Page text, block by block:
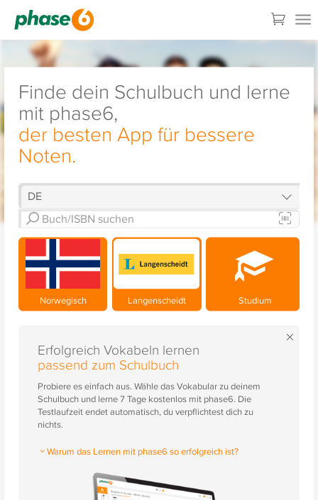
Finde dein Schulbuch und lerne
mit phase6,
der besten App für bessere
Noten.
Norwegisch Langenscheidt Studium
×
Erfolgreich Vokabeln lernen
passend zum Schulbuch
Probiere es einfach aus. Wähle das Vokabular zu deinem
Schulbuch und lerne 7 Tage kostenlos mit phase6. Die
Testlaufzeit endet automatisch, du verpflichtest dich zu
nichts.
Warum das Lernen mit phase6 so erfolgreich ist?